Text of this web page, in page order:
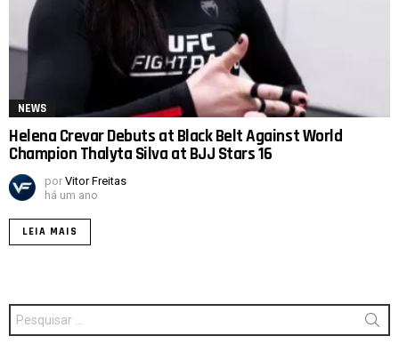
NEWS
Helena Crevar Debuts at Black Belt Against World
Champion Thalyta Silva at BJJ Stars 16
por Vitor Freitas
há um ano
LEIA MAIS
Procurar
por: